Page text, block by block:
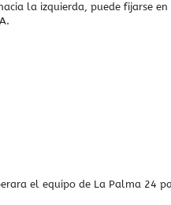
la izquierda, puede fijarse
el equipo de La Palma 24